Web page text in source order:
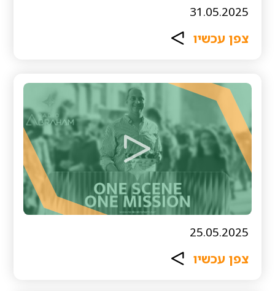
31.05.2025
צפן עכשיו
25.05.2025
צפן עכשיו